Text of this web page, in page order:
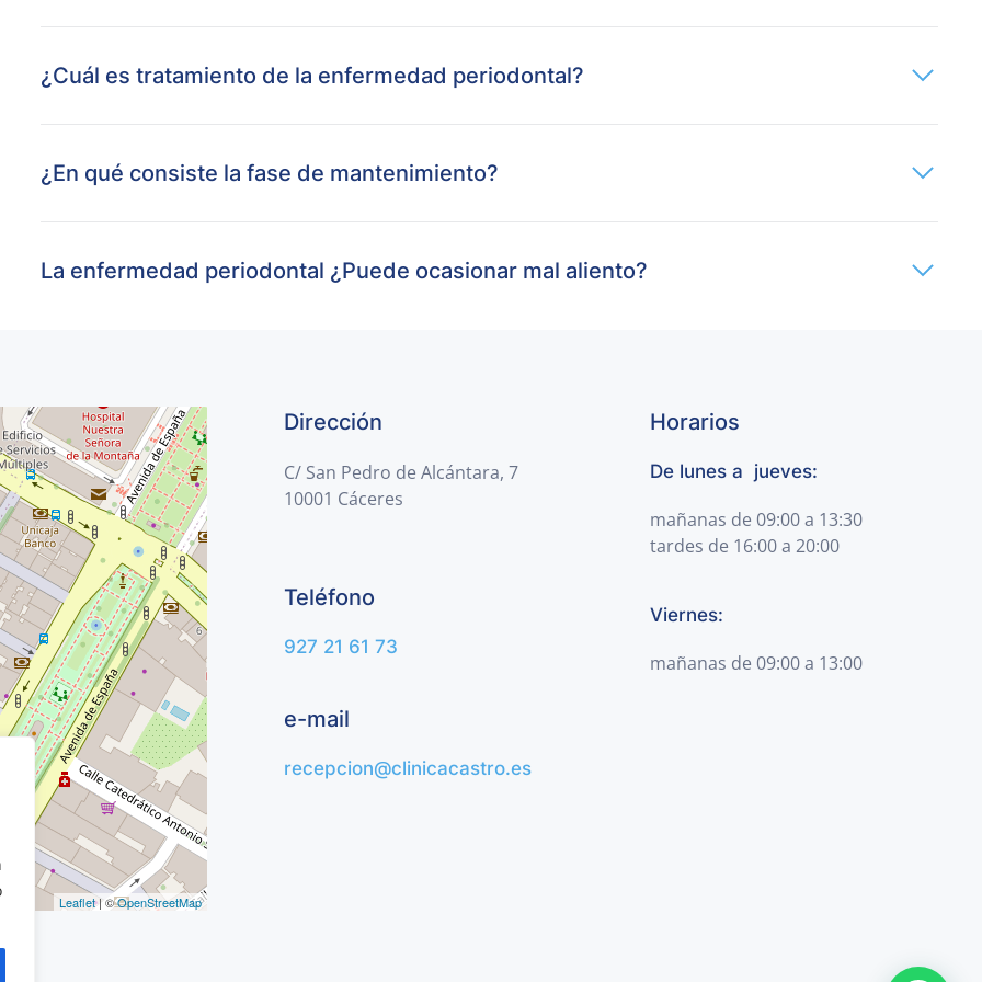
¿Cuál es tratamiento de la enfermedad periodontal?
¿En qué consiste la fase de mantenimiento?
La enfermedad periodontal ¿Puede ocasionar mal aliento?
Leaflet| ©OpenStreetMap
Dirección
C/ San Pedro de Alcántara, 7
10001 Cáceres
Teléfono
927 21 61 73
e-mail
recepcion@clinicacastro.es
Horarios
De lunes a jueves:
mañanas de 09:00 a 13:30
tardes de 16:00 a 20:00
Viernes:
mañanas de 09:00 a 13:00